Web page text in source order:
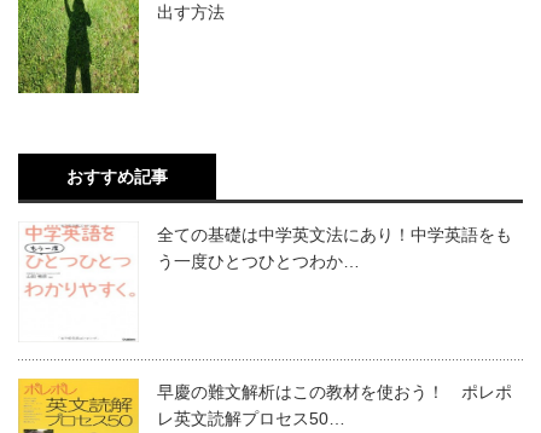
出す方法
おすすめ記事
全ての基礎は中学英文法にあり！中学英語をも
う一度ひとつひとつわか…
早慶の難文解析はこの教材を使おう！ ポレポ
レ英文読解プロセス50…